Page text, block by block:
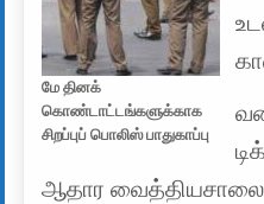
மே தினக்
கொண்டாட்டங்களுக்காக
சிறப்புப் பொலிஸ் பாதுகாப்பு
ஆதார